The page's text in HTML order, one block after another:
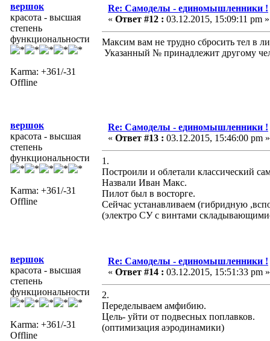
вершок
красота - высшая
степень
функциональности
Karma: +361/-31
Offline
Re: Самоделы - единомышленники !
« Ответ #12 : 03.12.2015, 15:09:11 pm »
Максим вам не трудно сбросить тел в
Указанный № принадлежит другому
вершок
красота - высшая
степень
функциональности
Karma: +361/-31
Offline
Re: Самоделы - единомышленники !
« Ответ #13 : 03.12.2015, 15:46:00 pm »
1.
Построили и облетали классический
Назвали Иван Макс.
Пилот был в восторге.
Сейчас устанавливаем (гибридную
(электро СУ с винтами
вершок
красота - высшая
степень
функциональности
Karma: +361/-31
Offline
Re: Самоделы - единомышленники !
« Ответ #14 : 03.12.2015, 15:51:33 pm »
2.
Переделываем амфибию.
Цель- уйти от подвесных поплавков.
(оптимизация аэродинамики)